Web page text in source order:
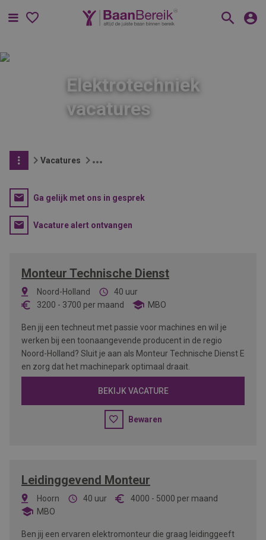
Menu
Elektrotechniek
vacatures
Vacatures
Ga gelijk met ons in gesprek
Vacature alert ontvangen
Monteur Technische Dienst
Noord-Holland
40 uur
3200 - 3700 per maand MBO
Ben jij een techneut met passie voor machines en wil je
werken bij een toonaangevende producent in de regio
Noord-Holland? Sluit je aan als Monteur Technische Dienst E
en zorg dat het machinepark optimaal draait.
BEKIJK VACATURE
Bewaren
Leidinggevend Monteur
Hoorn 40 uur 4000 - 5000 per maand
MBO
Ben jij een ervaren elektromonteur die graag leidinggeeft